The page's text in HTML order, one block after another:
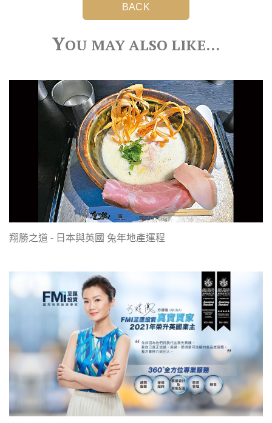
BACK
YOU MAY ALSO LIKE…
翔勝之道 - 日本與英國 兔年地產運程